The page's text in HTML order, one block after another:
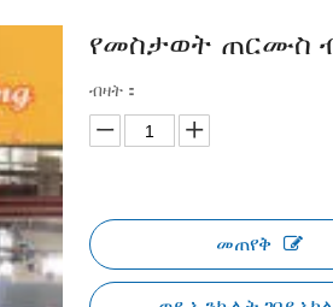
የመስታወት
ብዛት：
መጠየቅ